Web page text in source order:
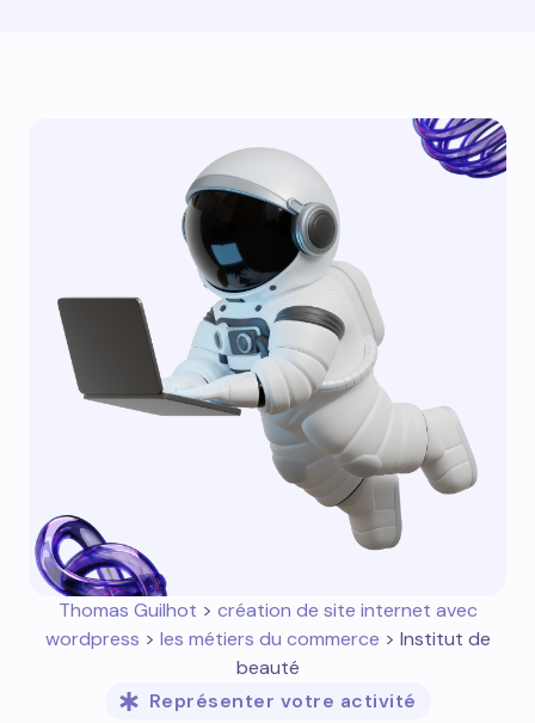
Thomas Guilhot > création de site internet avec
wordpress > les métiers du commerce > Institut de
beauté
Représenter votre activité